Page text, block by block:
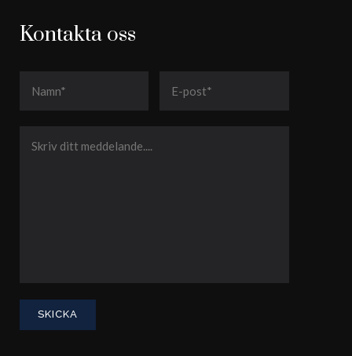
Kontakta oss